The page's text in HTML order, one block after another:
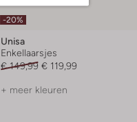
-20%
Unisa
Enkellaarsjes
€ 149,99 € 119,99
+ meer kleuren